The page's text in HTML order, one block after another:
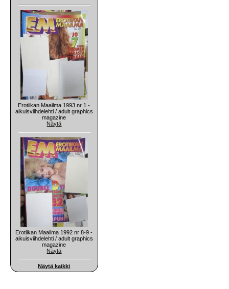
Erotiikan Maailma 1993 nr 1 -
aikuisviihdelehti / adult graphics
magazine
Näytä
Erotiikan Maailma 1992 nr 8-9 -
aikuisviihdelehti / adult graphics
magazine
Näytä
Näytä kaikki